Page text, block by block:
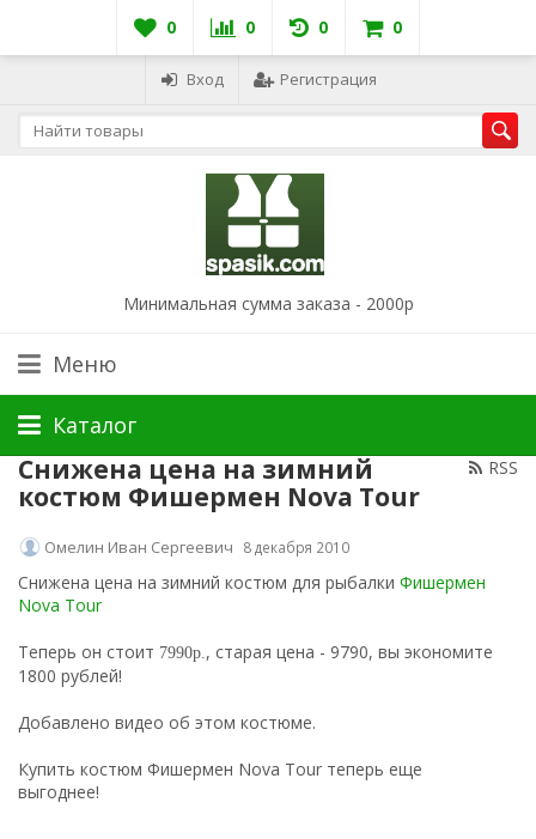
0 0 0 0
Вход Регистрация
Минимальная сумма заказа - 2000р
Меню
Каталог
RSS
Снижена цена на зимний
костюм Фишермен Nova Tour
Омелин Иван Сергеевич 8 декабря 2010
Снижена цена на зимний костюм для рыбалки Фишермен
Nova Tour
Теперь он стоит 7990р., старая цена - 9790, вы экономите
1800 рублей!
Добавлено видео об этом костюме.
Купить костюм Фишермен Nova Tour теперь еще
выгоднее!